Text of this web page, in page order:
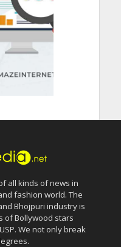
all kinds of news in
fashion world. The
Bhojpuri industry is
of Bollywood stars
We not only break